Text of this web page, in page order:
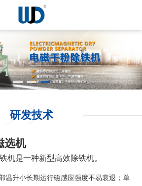
研发技术
选机
机是一种新型高效除铁机。
温升小长期运行磁感应强度不易衰退；单